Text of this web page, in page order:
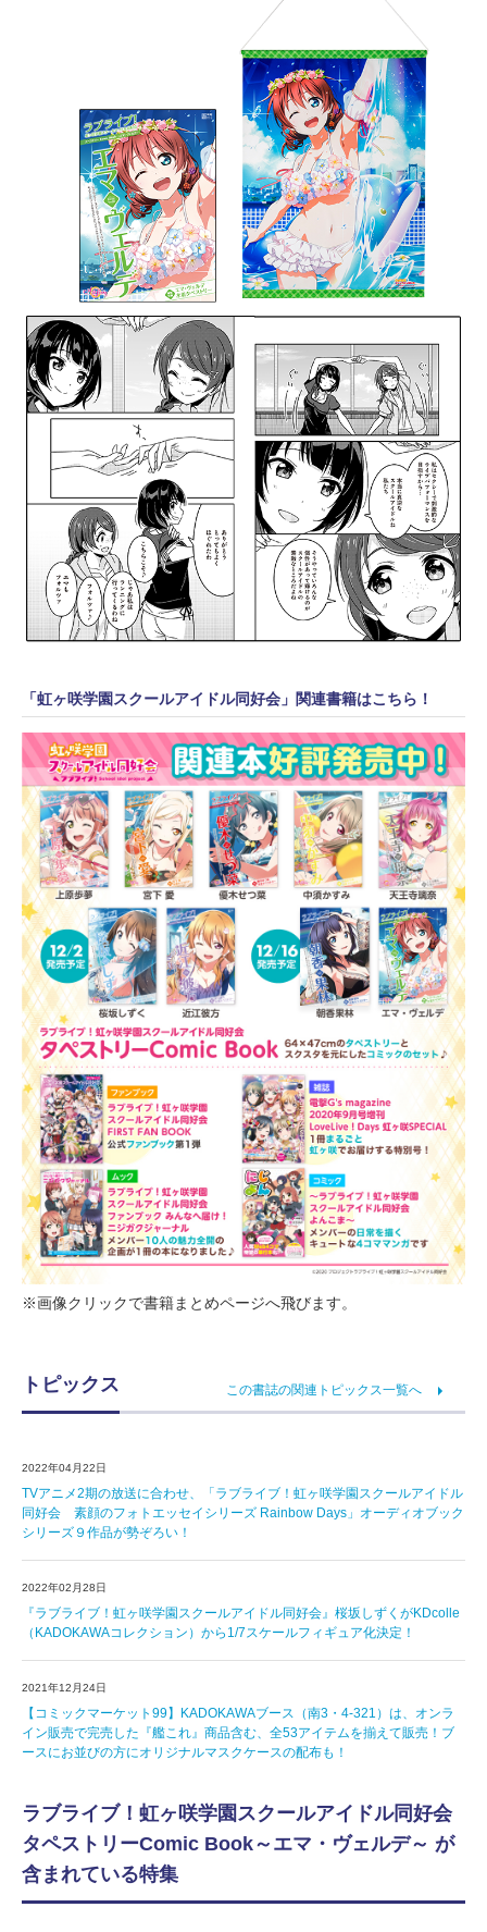
「虹ヶ咲学園スクールアイドル同好会」関連書籍はこちら！
※画像クリックで書籍まとめページへ飛びます。
トピックス この書誌の関連トピックス一覧へ
2022年04月22日
TVアニメ2期の放送に合わせ、「ラブライブ！虹ヶ咲学園スクールアイドル
同好会 素顔のフォトエッセイシリーズ Rainbow Days」オーディオブック
シリーズ９作品が勢ぞろい！
2022年02月28日
『ラブライブ！虹ヶ咲学園スクールアイドル同好会』桜坂しずくがKDcolle
（KADOKAWAコレクション）から1/7スケールフィギュア化決定！
2021年12月24日
【コミックマーケット99】KADOKAWAブース（南3・4-321）は、オンラ
イン販売で完売した『艦これ』商品含む、全53アイテムを揃えて販売！ブ
ースにお並びの方にオリジナルマスクケースの配布も！
ラブライブ！虹ヶ咲学園スクールアイドル同好会
タペストリーComic Book～エマ・ヴェルデ～ が
含まれている特集